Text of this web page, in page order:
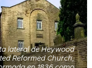
lateral de Heywood
Reformed Church,